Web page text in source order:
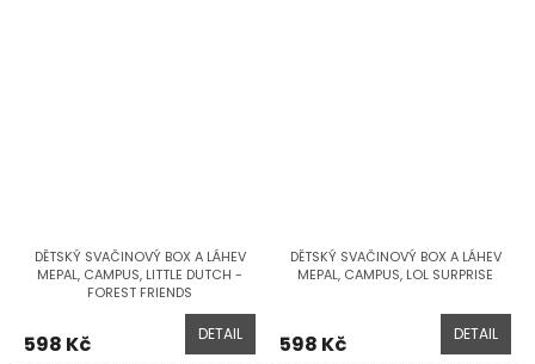
DĚTSKÝ SVAČINOVÝ BOX A LÁHEV
MEPAL, CAMPUS, LITTLE DUTCH -
FOREST FRIENDS
598 Kč DETAIL
DĚTSKÝ SVAČINOVÝ BOX A LÁHEV
MEPAL, CAMPUS, LOL SURPRISE
598 Kč DETAIL